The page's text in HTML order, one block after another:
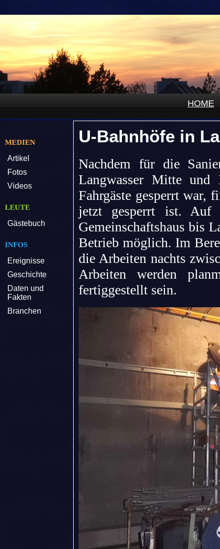
HOME
MEDIEN
Artikel
Fotos
Videos
LEUTE
Gästebuch
INFOS
Ereignisse
Geschichte
Daten und
Fakten
Branchen
U-Bahnhöfe in
Nachdem für die
Langwasser Mitte
Fahrgäste gesperrt war,
jetzt gesperrt ist. Auf
Gemeinschaftshaus bis
Betrieb möglich. Im
die Arbeiten nachts
Arbeiten werden
fertiggestellt sein.